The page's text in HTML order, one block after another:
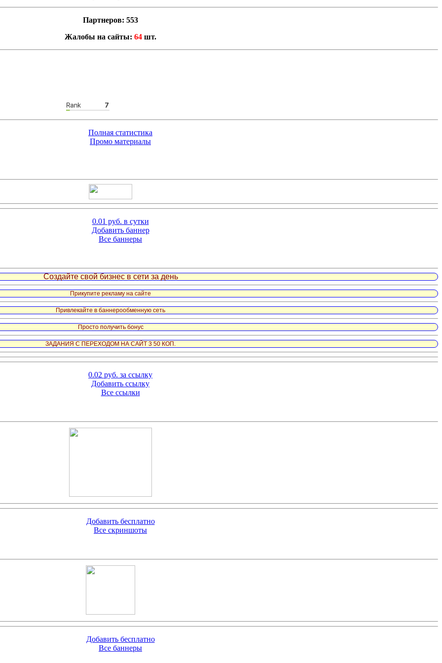
Партнеров: 553
Жалобы на сайты: 64 шт.
Полная статистика
Промо материалы
0.01 руб. в сутки
Добавить баннер
Все баннеры
Создайте свой бизнес в сети за день
Прикупите рекламу на сайте
Привлекайте в баннерообменную сеть
Просто получить бонус
ЗАДАНИЯ С ПЕРЕХОДОМ НА САЙТ 3 50 КОП.
0.02 руб. за ссылку
Добавить ссылку
Все ссылки
Добавить бесплатно
Все скриншоты
Добавить бесплатно
Все баннеры